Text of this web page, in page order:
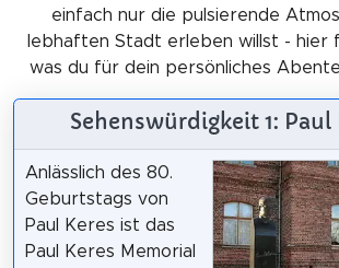
einfach nur die pulsierende
lebhaften Stadt erleben willst - hier
was du für dein persönliches
Sehenswürdigkeit 1: Paul
Anlässlich des 80.
Geburtstags von
Paul Keres ist das
Paul Keres Memorial